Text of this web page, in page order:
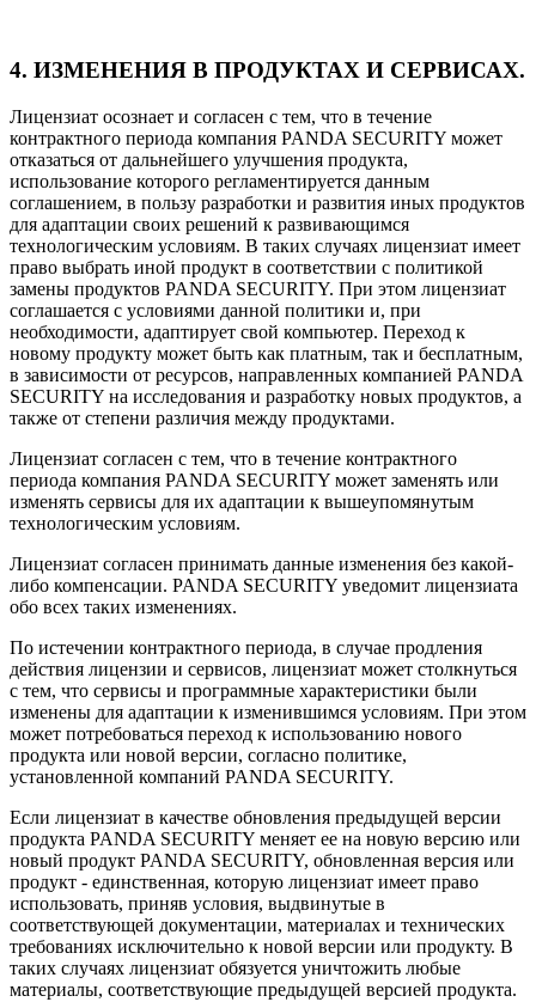
4. ИЗМЕНЕНИЯ В ПРОДУКТАХ И СЕРВИСАХ.
Лицензиат осознает и согласен с тем, что в течение
контрактного периода компания PANDA SECURITY может
отказаться от дальнейшего улучшения продукта,
использование которого регламентируется данным
соглашением, в пользу разработки и развития иных продуктов
для адаптации своих решений к развивающимся
технологическим условиям. В таких случаях лицензиат имеет
право выбрать иной продукт в соответствии с политикой
замены продуктов PANDA SECURITY. При этом лицензиат
соглашается с условиями данной политики и, при
необходимости, адаптирует свой компьютер. Переход к
новому продукту может быть как платным, так и бесплатным,
в зависимости от ресурсов, направленных компанией PANDA
SECURITY на исследования и разработку новых продуктов, а
также от степени различия между продуктами.
Лицензиат согласен с тем, что в течение контрактного
периода компания PANDA SECURITY может заменять или
изменять сервисы для их адаптации к вышеупомянутым
технологическим условиям.
Лицензиат согласен принимать данные изменения без какой-
либо компенсации. PANDA SECURITY уведомит лицензиата
обо всех таких изменениях.
По истечении контрактного периода, в случае продления
действия лицензии и сервисов, лицензиат может столкнуться
с тем, что сервисы и программные характеристики были
изменены для адаптации к изменившимся условиям. При этом
может потребоваться переход к использованию нового
продукта или новой версии, согласно политике,
установленной компаний PANDA SECURITY.
Если лицензиат в качестве обновления предыдущей версии
продукта PANDA SECURITY меняет ее на новую версию или
новый продукт PANDA SECURITY, обновленная версия или
продукт - единственная, которую лицензиат имеет право
использовать, приняв условия, выдвинутые в
соответствующей документации, материалах и технических
требованиях исключительно к новой версии или продукту. В
таких случаях лицензиат обязуется уничтожить любые
материалы, соответствующие предыдущей версией продукта.